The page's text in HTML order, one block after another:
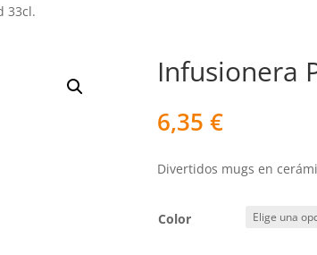
33cl.
Infusionera
6,35 €
Divertidos mugs en
Color